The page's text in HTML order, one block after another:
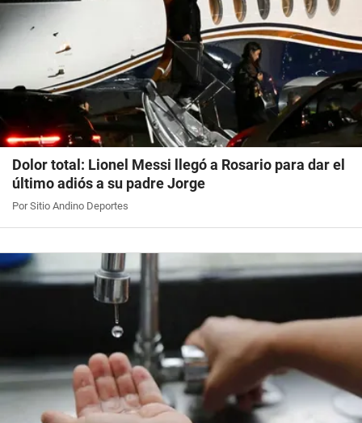
Dolor total: Lionel Messi llegó a Rosario para dar el
último adiós a su padre Jorge
Por Sitio Andino Deportes